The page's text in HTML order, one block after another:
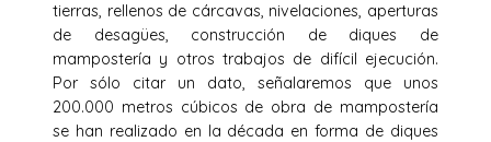
tierras, rellenos de cárcavas, nivelaciones, aperturas
de desagües, construcción de diques de
mampostería y otros trabajos de difícil ejecución.
Por sólo citar un dato, señalaremos que unos
200.000 metros cúbicos de obra de mampostería
se han realizado en la década en forma de diques